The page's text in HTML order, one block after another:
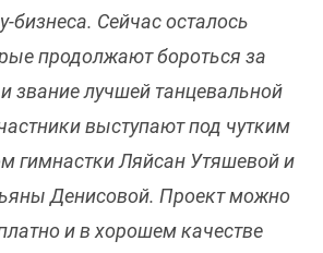
бизнеса. Сейчас осталось
продолжают бороться за
звание лучшей танцевальной
выступают под чутким
гимнастки Ляйсан Утяшевой и
Денисовой. Проект можно
и в хорошем качестве